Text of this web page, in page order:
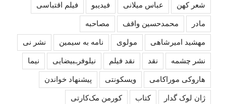
شعر کهن عباس میلانی فیدیبو فیلم اقتباسی
مادر محمدحسین واقف مصاحبه
مهشید امیرشاهی مولوی نامه به سیمین نشر نی
نشر چشمه نقد نقد فیلم نیلوفرـبیضایی نیما
هاروکی موراکامی ویسکونتی پیشنهاد خواندن
ژان لوک گدار کتاب کورمن مک‌کارتی